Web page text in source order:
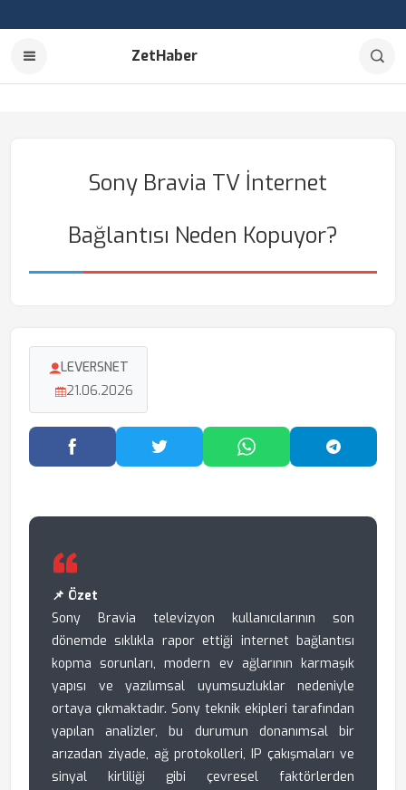
ZetHaber
Sony Bravia TV İnternet
Bağlantısı Neden Kopuyor?
LEVERSNET
21.06.2026
Facebook'ta PaylaşTwitter'da PaylaşWhatsApp'ta Paylaş
📌 Özet
Sony Bravia televizyon kullanıcılarının son
dönemde sıklıkla rapor ettiği internet bağlantısı
kopma sorunları, modern ev ağlarının karmaşık
yapısı ve yazılımsal uyumsuzluklar nedeniyle
ortaya çıkmaktadır. Sony teknik ekipleri tarafından
yapılan analizler, bu durumun donanımsal bir
arızadan ziyade, ağ protokolleri, IP çakışmaları ve
sinyal kirliliği gibi çevresel faktörlerden